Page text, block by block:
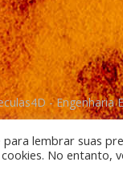
- Engenharia
lembrar suas
No